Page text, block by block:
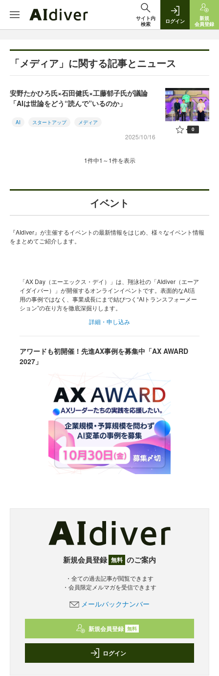
サイト内
検索
ログイン
新規
会員登録
「メディア」に関する記事とニュース
安野たかひろ氏×石田健氏×工藤郁子氏が議論
「AIは世論をどう“読んで”いるのか」
AI スタートアップ メディア
2025/10/16
0
1件中1～1件を表示
イベント
『AIdiver』が主催するイベントの最新情報をはじめ、様々なイベント情報
をまとめてご紹介します。
「AX Day（エーエックス・デイ）」は、翔泳社の「AIdiver（エーア
イダイバー）」が開催するオンラインイベントです。表面的なAI活
用の事例ではなく、事業成長にまで結びつく“AIトランスフォーメー
ション”の在り方を徹底深掘りします。
詳細・申し込み
アワードも初開催！先進AX事例を募集中「AX AWARD
2027」
新規会員登録 無料 のご案内
・全ての過去記事が閲覧できます
・会員限定メルマガを受信できます
メールバックナンバー
新規会員登録 無料
ログイン